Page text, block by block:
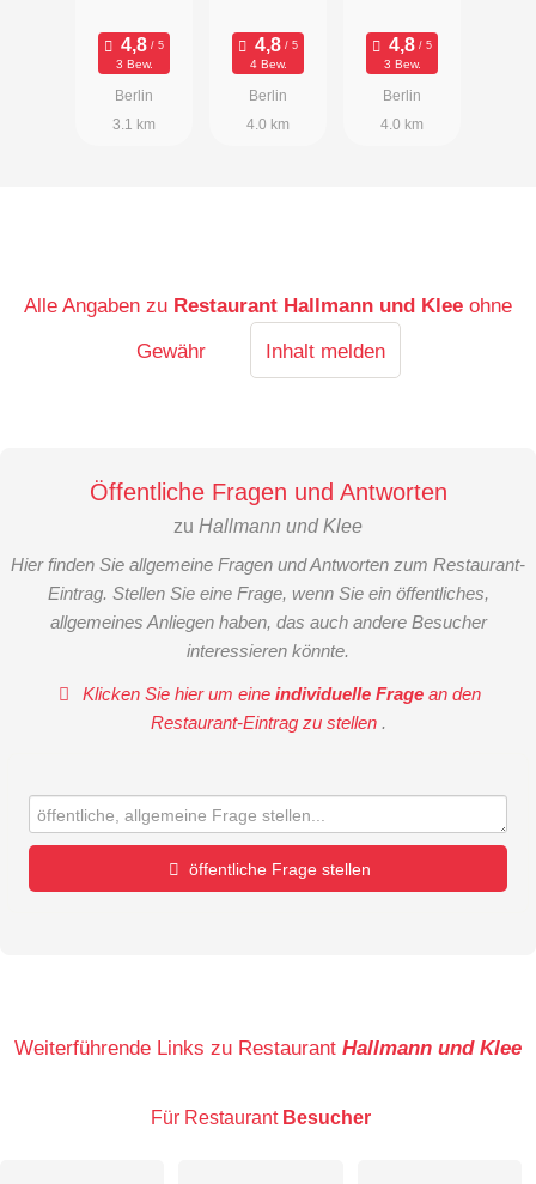
Restaurant
3 Bew.
Berlin
3.1 km
4 Bew.
Berlin
4.0 km
3 Bew.
Berlin
4.0 km
Alle Angaben zu Restaurant Hallmann und Klee ohne
Gewähr
Inhalt melden
Öffentliche Fragen und Antworten
zu Hallmann und Klee
Hier finden Sie allgemeine Fragen und Antworten zum Restaurant-
Eintrag. Stellen Sie eine Frage, wenn Sie ein öffentliches,
allgemeines Anliegen haben, das auch andere Besucher
interessieren könnte.
Klicken Sie hier um eineindividuelle Frage an den
Restaurant-Eintrag zu stellen .
öffentliche Frage stellen
E-Mail-Adresse (wird nicht veröffentlicht)
Weiterführende Links zu Restaurant Hallmann und Klee
Für Restaurant Besucher